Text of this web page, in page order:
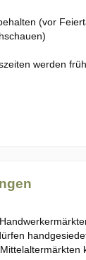
(vor
werden